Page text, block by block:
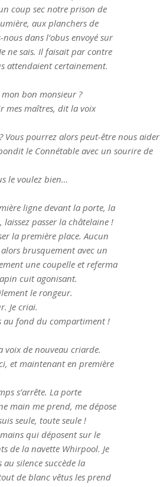
coup sec notre prison de
aux planchers de
dans l’obus envoyé sur
ne sais. Il faisait par contre
attendaient certainement.
mon bon monsieur ?
mes maîtres, dit la voix
Vous pourrez alors peut-être nous aider
le Connétable avec un sourire de
le voulez bien…
ligne devant la porte, la
passer la châtelaine !
la première place. Aucun
brusquement avec un
une coupelle et referma
cuit agonisant.
le rongeur.
Je criai.
au fond du compartiment !
voix de nouveau criarde.
et maintenant en première
s’arrête. La porte
main me prend, me dépose
seule, toute seule !
qui déposent sur le
de la navette Whirpool. Je
silence succède la
de blanc vêtus les prend